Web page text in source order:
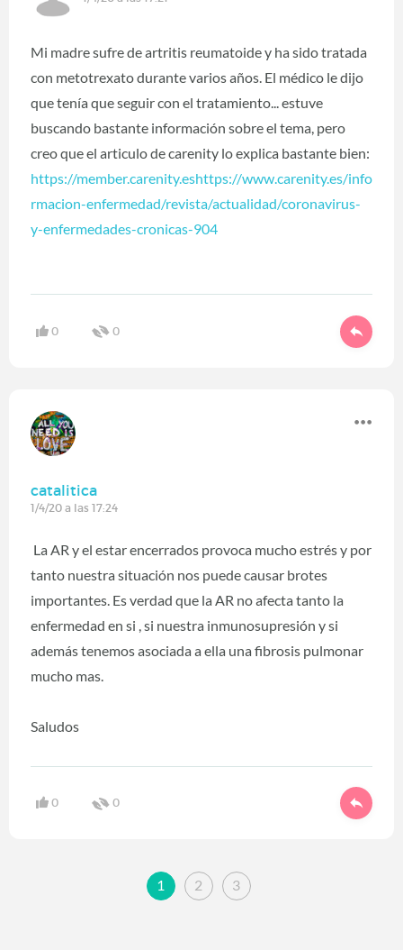
Mi madre sufre de artritis reumatoide y ha sido tratada
con metotrexato durante varios años. El médico le dijo
que tenía que seguir con el tratamiento... estuve
buscando bastante información sobre el tema, pero
creo que el articulo de carenity lo explica bastante bien:
https://member.carenity.eshttps://www.carenity.es/info
rmacion-enfermedad/revista/actualidad/coronavirus-
y-enfermedades-cronicas-904
0 0
catalitica
1/4/20 a las 17:24
La AR y el estar encerrados provoca mucho estrés y por
tanto nuestra situación nos puede causar brotes
importantes. Es verdad que la AR no afecta tanto la
enfermedad en si , si nuestra inmunosupresión y si
además tenemos asociada a ella una fibrosis pulmonar
mucho mas.
Saludos
0 0
1 2 3